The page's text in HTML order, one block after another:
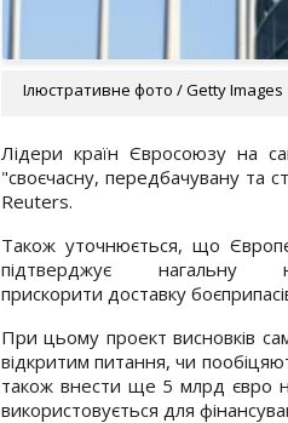
Ілюстративне фото / Getty Images
Лідери країн Євросоюзу на
"своєчасну, передбачувану та
Reuters.
Також уточнюється, що
підтверджує нагальну
прискорити доставку
При цьому проект висновків
відкритим питання, чи
також внести ще 5 млрд євро
використовується для